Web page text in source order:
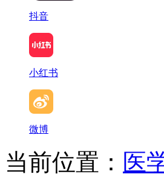
抖音
小红书
微博
当前位置： 医